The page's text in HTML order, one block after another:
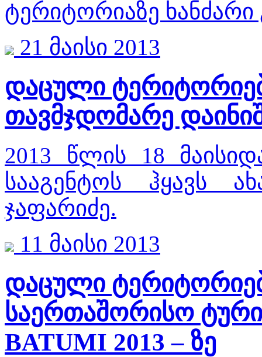
ტერიტორიაზე ხანძარი
21 მაისი 2013
დაცული
თავმჯდომარე
2013 წლის 18
სააგენტოს ჰყავს
ჯაფარიძე.
11 მაისი 2013
დაცული
საერთაშორისო
BATUMI 2013 – ზე